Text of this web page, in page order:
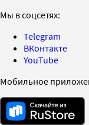
Мы в соцсетях:
Telegram
ВКонтакте
YouTube
Мобильное